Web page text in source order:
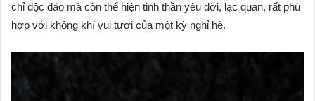
chỉ độc đáo mà còn thể hiện tinh thần yêu đời, lạc quan, rất phù
hợp với không khí vui tươi của một kỳ nghỉ hè.